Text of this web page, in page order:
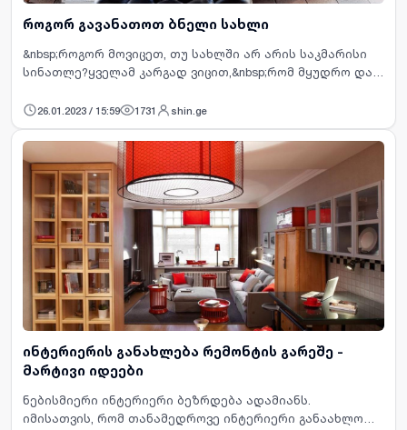
როგორ გავანათოთ ბნელი სახლი
&nbsp;როგორ მოვიცეთ, თუ სახლში არ არის საკმარისი
სინათლე?ყველამ კარგად ვიცით,&nbsp;რომ მყუდრო და
მაქსიმალურად კომფორტული განათება. შემოდგომის
დადგომასთან ერთად,…
26.01.2023 / 15:59 1731 shin.ge
ინტერიერის განახლება რემონტის გარეშე -
მარტივი იდეები
ნებისმიერი ინტერიერი ბეზრდება ადამიანს.
იმისათვის, რომ თანამედროვე ინტერიერი განაახლოთ